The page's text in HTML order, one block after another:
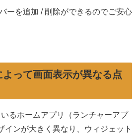
ーを追加 / 削除ができるのでご安心
って画面表示が異なる点
るホームアプリ（ランチャーアプ
インが大きく異なり、ウィジェット